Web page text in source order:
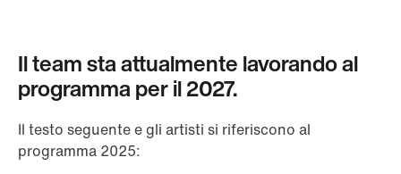
Il team sta attualmente lavorando al
programma per il 2027.
Il testo seguente e gli artisti si riferiscono al
programma 2025: